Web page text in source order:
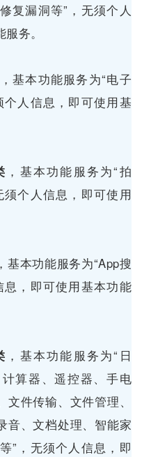
复漏洞等”，无须个人
务。
，基本功能服务为“电子
人信息，即可使用基
，基本功能服务为“拍
个人信息，即可使用
，基本功能服务为“App搜
，即可使用基本功能
，基本功能服务为“日
算器、遥控器、手电
件传输、文件管理、
音、文档处理、智能家
”，无须个人信息，即